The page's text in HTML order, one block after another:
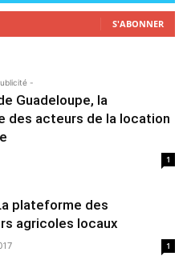
S'ABONNER
-
Guadeloupe, la
des acteurs de la location
1
plateforme des
agricoles locaux
1